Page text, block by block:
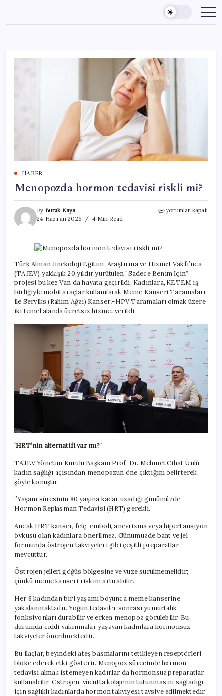
content
HABER
Menopozda hormon tedavisi riskli mi?
By Burak Kaya
24 Haziran 2026
4 Min Read
Menopozda
yorumlar kapalı
Türk Alman Jinekoloji Eğitim, Araştırma ve Hizmet Vakfı’nca
(TAJEV) yaklaşık 20 yıldır yürütülen “Sadece Benim İçin”
projesi bu kez Van’da hayata geçirildi. Kadınlara, KETEM iş
birliğiyle mobil araçlar kullanılarak Meme Kanseri Taramaları
ile Serviks (Rahim Ağzı) Kanseri-HPV Taramaları olmak üzere
iki temel alanda ücretsiz hizmet verildi.
‘HRT’nin alternatifi var mı?’
TAJEV Yönetim Kurulu Başkanı Prof. Dr. Mehmet Cihat Ünlü,
kadın sağlığı açısından menopozun öne çıktığını belirterek,
şöyle konuştu:
‘’Yaşam süresinin 80 yaşına kadar uzadığı günümüzde
Hormon Replasman Tedavisi (HRT) gerekli.
Ancak HRT kanser, felç, emboli, anevrizma veya hipertansiyon
öyküsü olan kadınlara önerilmez. Günümüzde bant ve jel
formunda östrojen takviyeleri gibi çeşitli preparatlar
mevcuttur.
Östrojen jelleri göğüs bölgesine ve yüze sürülmemelidir;
çünkü meme kanseri riskini artırabilir.
Her 8 kadından biri yaşamı boyunca meme kanserine
yakalanmaktadır. Yoğun tedaviler sonrası yumurtalık
fonksiyonları durabilir ve erken menopoz görülebilir. Bu
durumda ciddi yakınmalar yaşayan kadınlara hormonsuz
takviyeler önerilmektedir.
Bu ilaçlar, beyindeki ateş basmalarını tetikleyen reseptörleri
bloke ederek etki gösterir. Menopoz sürecinde hormon
tedavisi almak istemeyen kadınlar da hormonsuz preparatlar
kullanabilir. Östrojen, vücutta kolajenin tutunmasını sağladığı
için sağlıklı kadınlarda hormon takviyesi tavsiye edilmektedir.”